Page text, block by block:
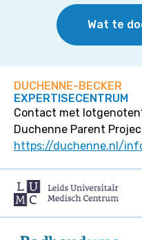
Wat te
DUCHENNE-BECKER
EXPERTISECENTRUM
Contact met
Duchenne Parent
https://duchenne.nl/